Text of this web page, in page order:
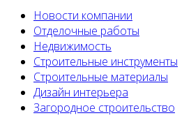
Новости компании
Отделочные работы
Недвижимость
Строительные инструменты
Строительные материалы
Дизайн интерьера
Загородное строительство